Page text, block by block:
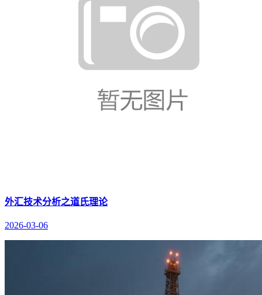
外汇技术分析之道氏理论
2026-03-06